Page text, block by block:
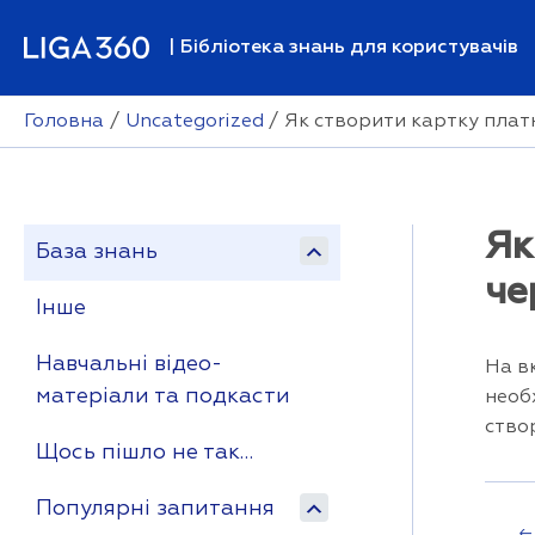
| Бібліотека знань для користувачів
Головна Uncategorized Як створити картку
База знань
Інше
Навчальні відео-
матеріали та подкасти
Щось пішло не так…
Популярні запитання
На